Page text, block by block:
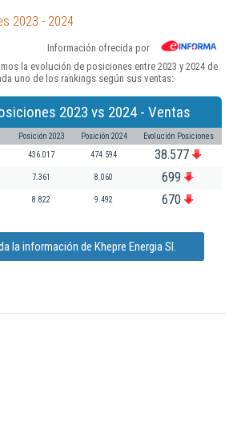
2023 - 2024
Información ofrecida por
la evolución de posiciones entre 2023 y 2024 de
uno de los rankings según sus ventas:
2023 vs 2024 - Ventas
Posición 2023 Posición 2024 Evolución Posiciones
436.017 474.594 38.577
7.361 8.060 699
8.822 9.492 670
la información de Khepre Energia Sl.